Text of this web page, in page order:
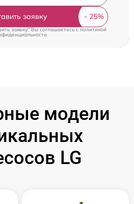
заявку
заявку" Вы соглашаетесь cполитикой
модели
LG